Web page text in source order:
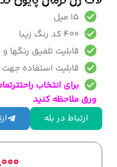
15 میل
400 کد رنگ زیبا
قابلیت تلفیق
قابلیت استفاده جهت
برای انتخاب
ورق ملاحظه کنید
ارتباط در بله